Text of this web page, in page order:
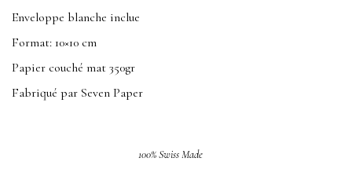
Enveloppe blanche inclue
Format: 10×10 cm
Papier couché mat 350gr
Fabriqué par Seven Paper
100% Swiss Made